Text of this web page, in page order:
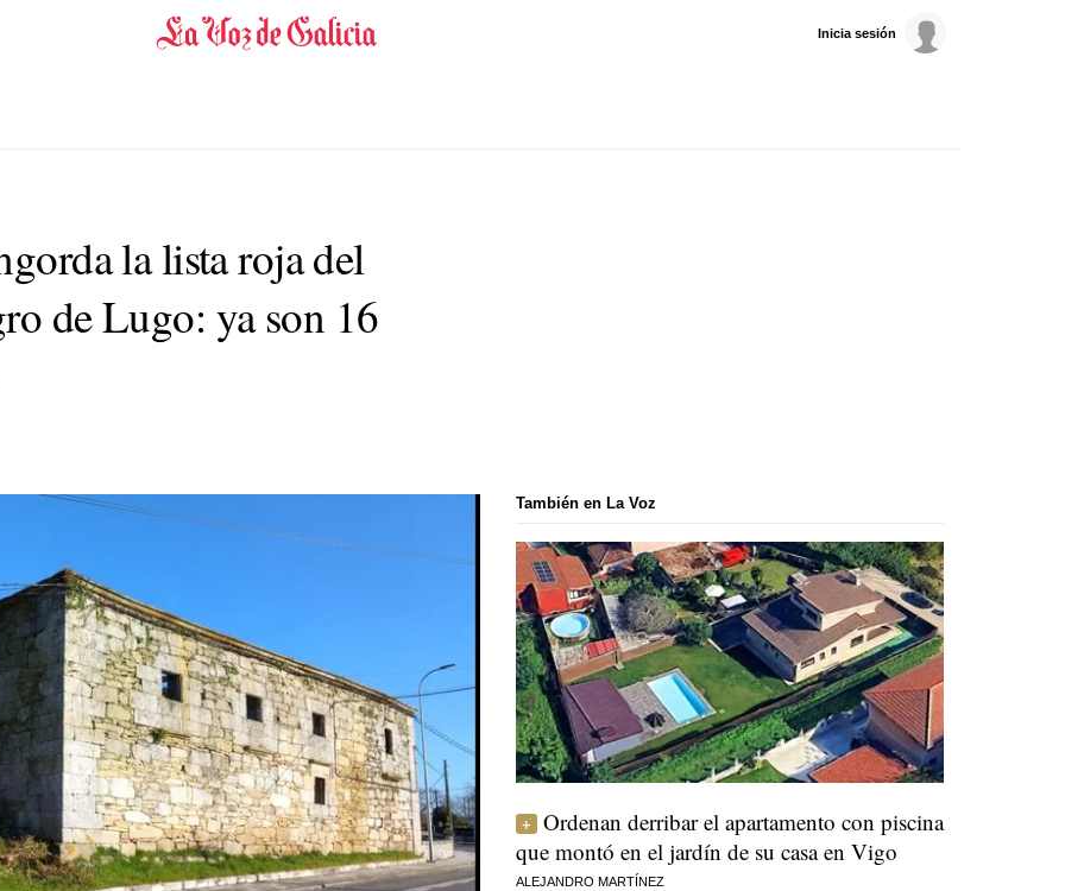
Inicia sesión
la lista roja del
de Lugo: ya son 16
También en La Voz
Ordenan derribar el apartamento con piscina
que montó en el jardín de su casa en Vigo
ALEJANDRO MARTÍNEZ